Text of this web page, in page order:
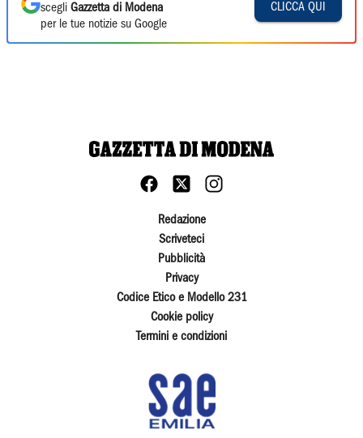
scegli Gazzetta di Modena
per le tue notizie su Google
CLICCA QUI
Redazione
Scriveteci
Pubblicità
Privacy
Codice Etico e Modello 231
Cookie policy
Termini e condizioni